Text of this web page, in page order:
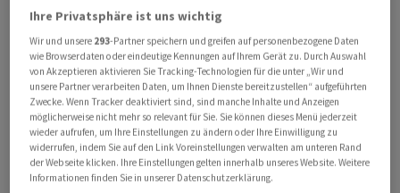
die SNB. Nach einem unvermittelten Auftragstopp eines
ausländischen Kunden müsse das Unternehmen einen
starken Umsatzeinbruch verkraften. Es habe deshalb
bereits im Dezember Kurzarbeit eingeführt und sehe
sich einem Liquiditätsengpass gegenüber, der den
"Fortbestand unmittelbar in Frage gestellt" habe. Um
diesen zu sichern, solle dem Unternehmen nach der
Übernahme die benötigte Liquidität zugeführt werden.
Ihre Privatsphäre ist uns wichtig
Wir und unsere 293-Partner speichern und greifen auf personenbezogene Daten
wie Browserdaten oder eindeutige Kennungen auf Ihrem Gerät zu. Durch Auswahl
von Akzeptieren aktivieren Sie Tracking-Technologien für die unter „Wir und
unsere Partner verarbeiten Daten, um Ihnen Dienste bereitzustellen“ aufgeführten
Zwecke. Wenn Tracker deaktiviert sind, sind manche Inhalte und Anzeigen
möglicherweise nicht mehr so relevant für Sie. Sie können dieses Menü jederzeit
wieder aufrufen, um Ihre Einstellungen zu ändern oder Ihre Einwilligung zu
widerrufen, indem Sie auf den Link Voreinstellungen verwalten am unteren Rand
der Webseite klicken. Ihre Einstellungen gelten innerhalb unseres Website. Weitere
Informationen finden Sie in unserer Datenschutzerklärung.